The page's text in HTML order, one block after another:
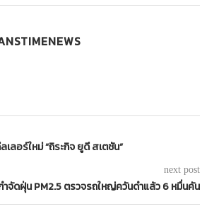
เลอร์ใหม่ “ถิระกิจ ยูดี สเตชัน”
next post
จัดฝุ่น PM2.5 ตรวจรถใหญ่ควันดำแล้ว 6 หมื่นคัน